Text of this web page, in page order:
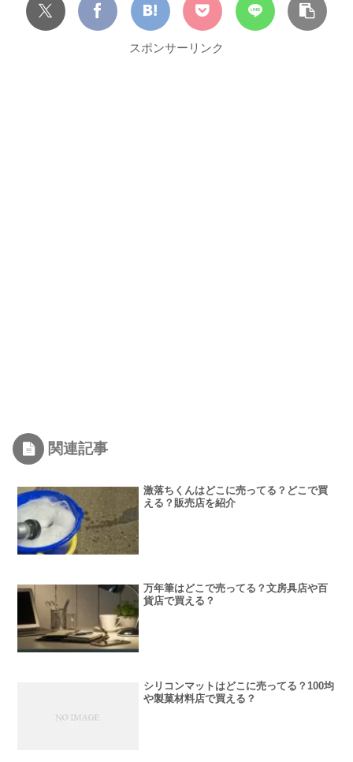
スポンサーリンク
関連記事
激落ちくんはどこに売ってる？どこで買
える？販売店を紹介
万年筆はどこで売ってる？文房具店や百
貨店で買える？
シリコンマットはどこに売ってる？100均
や製菓材料店で買える？